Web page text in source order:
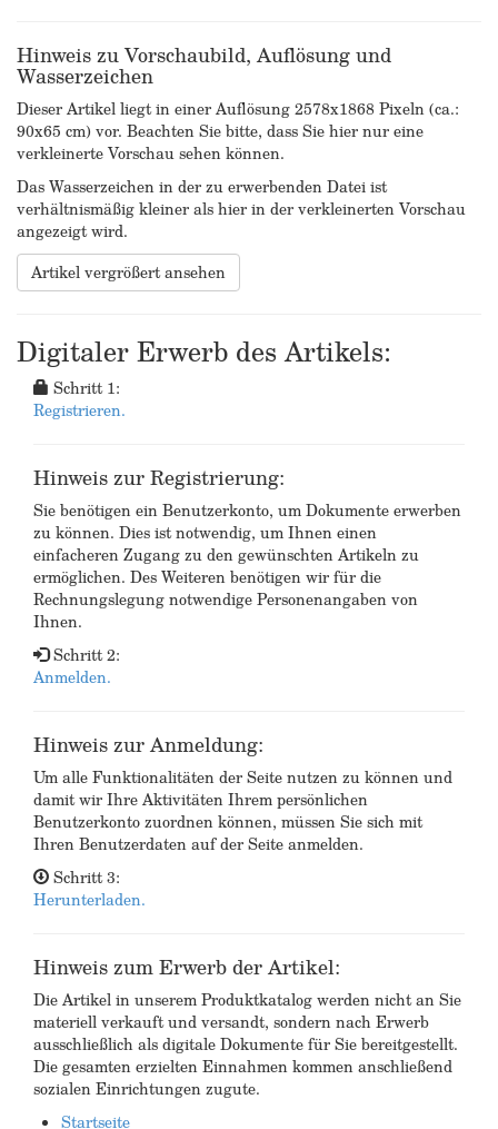
Hinweis zu Vorschaubild, Auflösung und
Wasserzeichen
Dieser Artikel liegt in einer Auflösung 2578x1868 Pixeln (ca.:
90x65 cm) vor. Beachten Sie bitte, dass Sie hier nur eine
verkleinerte Vorschau sehen können.
Das Wasserzeichen in der zu erwerbenden Datei ist
verhältnismäßig kleiner als hier in der verkleinerten Vorschau
angezeigt wird.
Artikel vergrößert ansehen
Digitaler Erwerb des Artikels:
Schritt 1:
Registrieren.
Hinweis zur Registrierung:
Sie benötigen ein Benutzerkonto, um Dokumente erwerben
zu können. Dies ist notwendig, um Ihnen einen
einfacheren Zugang zu den gewünschten Artikeln zu
ermöglichen. Des Weiteren benötigen wir für die
Rechnungslegung notwendige Personenangaben von
Ihnen.
Schritt 2:
Anmelden.
Hinweis zur Anmeldung:
Um alle Funktionalitäten der Seite nutzen zu können und
damit wir Ihre Aktivitäten Ihrem persönlichen
Benutzerkonto zuordnen können, müssen Sie sich mit
Ihren Benutzerdaten auf der Seite anmelden.
Schritt 3:
Herunterladen.
Hinweis zum Erwerb der Artikel:
Die Artikel in unserem Produktkatalog werden nicht an Sie
materiell verkauft und versandt, sondern nach Erwerb
ausschließlich als digitale Dokumente für Sie bereitgestellt.
Die gesamten erzielten Einnahmen kommen anschließend
sozialen Einrichtungen zugute.
Startseite